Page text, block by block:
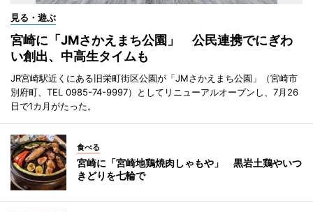
見る・遊ぶ
宮崎に「JMさかえまち公園」 公民連携でにぎわ
い創出、中高生タイムも
JR宮崎駅近くにある旧栄町街区公園が「JMさかえまち公園」（宮崎市
別府町、TEL 0985-74-9997）としてリニューアルオープンし、7月26
日で1カ月がたった。
食べる
宮崎に「宮崎地鶏焼肉しゃもや」 黒岩土鶏やいつ
きどりを七輪で